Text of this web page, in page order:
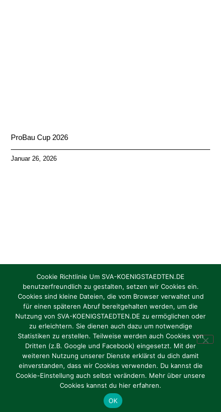
ProBau Cup 2026
Januar 26, 2026
Torhüter/in gesucht Jahrgang 2012 / 2013
Oktober 1, 2024
Impressum|Datenschutz
Cookie Richtlinie Um SVA-KOENIGSTAEDTEN.DE
benutzerfreundlich zu gestalten, setzen wir Cookies ein.
Cookies sind kleine Dateien, die vom Browser verwaltet und
für einen späteren Abruf bereitgehalten werden, um die
Nutzung von SVA-KOENIGSTAEDTEN.DE zu ermöglichen oder
zu erleichtern. Sie dienen auch dazu um notwendige
Statistiken zu erstellen. Teilweise werden auch Cookies von
Dritten (z.B. Google und Facebook) eingesetzt. Mit der
weiteren Nutzung unserer Dienste erklärst du dich damit
einverstanden, dass wir Cookies verwenden. Du kannst die
Cookie-Einstellung auch selbst verändern. Mehr über unsere
Cookies kannst du hier erfahren.
OK